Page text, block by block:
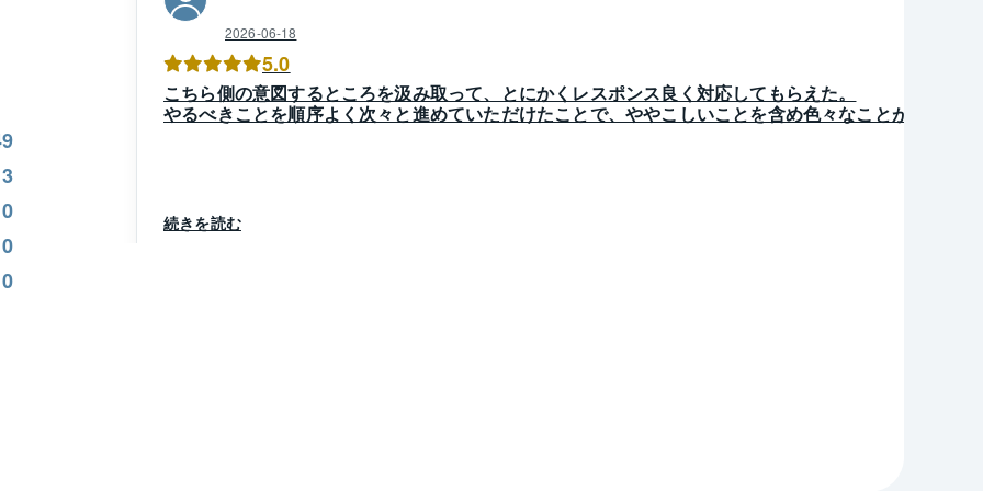
3
0
0
0
2026-06-18
5.0
こちら側の意図するところを汲み取って、とにかくレスポンス良く対応してもらえた。
やるべきことを順序よく次々と進めていただけたことで、ややこしいことを含め色々なことがとても
続きを読む